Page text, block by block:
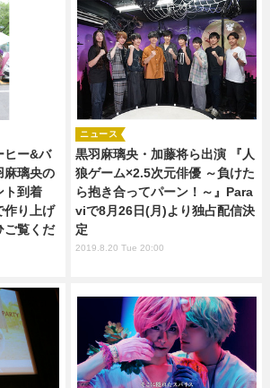
ヒー&バ
麻璃央の
ト到着
作り上げ
ご覧くだ
黒羽麻璃央・加藤将ら出演 『人
狼ゲーム×2.5次元俳優 ～負けた
ら抱き合ってパーン！～』Para
viで8月26日(月)より独占配信決
定
ニュース
2019.8.20 Tue 20:00